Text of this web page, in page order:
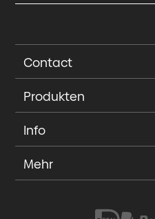
Contact
Produkten
Info
Mehr